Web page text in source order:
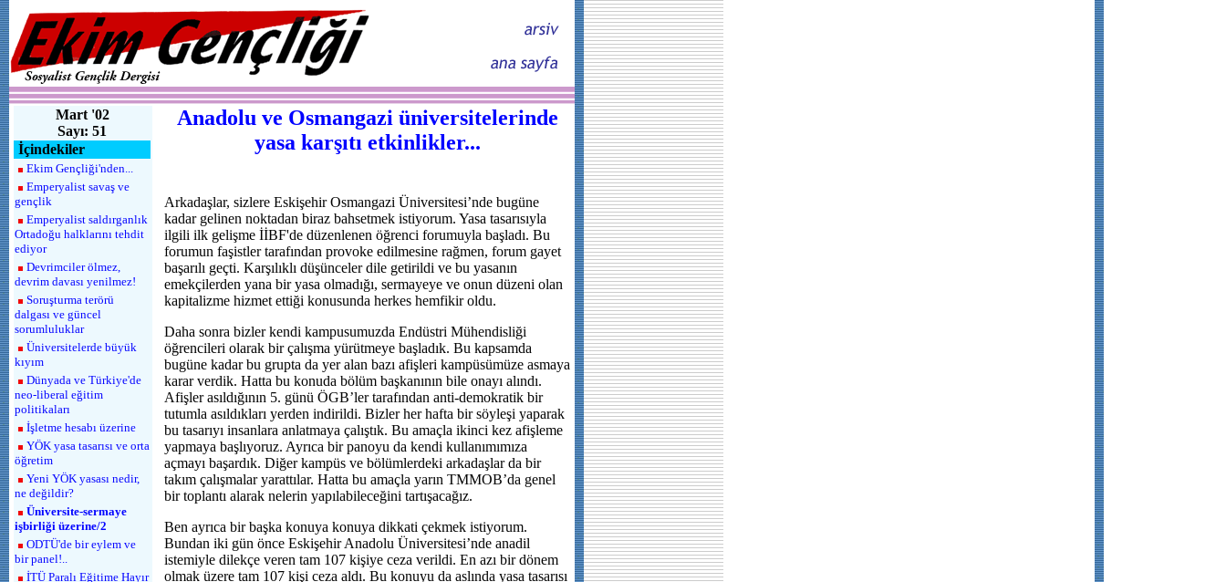
Mart '02
Sayı: 51
İçindekiler
Ekim Gençliği'nden...
Emperyalist savaş ve
gençlik
Emperyalist saldırganlık
Ortadoğu halklarını tehdit
ediyor
Devrimciler ölmez,
devrim davası yenilmez!
Soruşturma terörü
dalgası ve güncel
sorumluluklar
Üniversitelerde büyük
kıyım
Dünyada ve Türkiye'de
neo-liberal eğitim
politikaları
İşletme hesabı üzerine
YÖK yasa tasarısı ve orta
öğretim
Yeni YÖK yasası nedir,
ne değildir?
Üniversite-sermaye
işbirliği üzerine/2
ODTÜ'de bir eylem ve
bir panel!..
İTÜ Paralı Eğitime Hayır
Anadolu ve Osmangazi üniversitelerinde
yasa karşıtı etkinlikler...
Arkadaşlar, sizlere Eskişehir Osmangazi Üniversitesi’nde bugüne
kadar gelinen noktadan biraz bahsetmek istiyorum. Yasa tasarısıyla
ilgili ilk gelişme İİBF'de düzenlenen öğrenci forumuyla başladı. Bu
forumun faşistler tarafından provoke edilmesine rağmen, forum gayet
başarılı geçti. Karşılıklı düşünceler dile getirildi ve bu yasanın
emekçilerden yana bir yasa olmadığı, sermayeye ve onun düzeni olan
kapitalizme hizmet ettiği konusunda herkes hemfikir oldu.
Daha sonra bizler kendi kampusumuzda Endüstri Mühendisliği
öğrencileri olarak bir çalışma yürütmeye başladık. Bu kapsamda
bugüne kadar bu grupta da yer alan bazı afişleri kampüsümüze asmaya
karar verdik. Hatta bu konuda bölüm başkanının bile onayı alındı.
Afişler asıldığının 5. günü ÖGB’ler tarafından anti-demokratik bir
tutumla asıldıkları yerden indirildi. Bizler her hafta bir söyleşi yaparak
bu tasarıyı insanlara anlatmaya çalıştık. Bu amaçla ikinci kez afişleme
yapmaya başlıyoruz. Ayrıca bir panoyu da kendi kullanımımıza
açmayı başardık. Diğer kampüs ve bölümlerdeki arkadaşlar da bir
takım çalışmalar yarattılar. Hatta bu amaçla yarın TMMOB’da genel
bir toplantı alarak nelerin yapılabileceğini tartışacağız.
Ben ayrıca bir başka konuya konuya dikkati çekmek istiyorum.
Bundan iki gün önce Eskişehir Anadolu Üniversitesi’nde anadil
istemiyle dilekçe veren tam 107 kişiye ceza verildi. En azı bir dönem
olmak üzere tam 107 kişi ceza aldı. Bu konuyu da aslında yasa tasarısı